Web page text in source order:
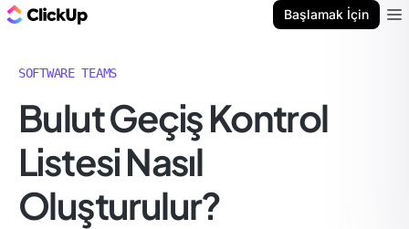
Başlamak İçin
SOFTWARE TEAMS
Bulut Geçiş Kontrol
Listesi Nasıl
Oluşturulur?